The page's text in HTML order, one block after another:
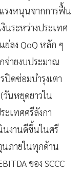
รงหนุนจากการฟื้น
นระหว่างประเทศ
ย่ลง QoQ หลัก ๆ
จ่ายงบประมาณ
ปิดซ่อมบำรุงเตา
วันหยุดยาวใน
ะเทศศรีลังกา
นงานดีขึ้นในศรี
นภายในทุกด้าน
ของ SCCC